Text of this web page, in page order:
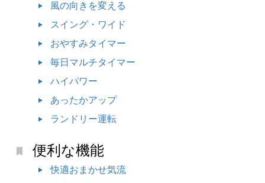
風の向きを変える
スイング・ワイド
おやすみタイマー
毎日マルチタイマー
ハイパワー
あったかアップ
ランドリー運転
便利な機能
快適おまかせ気流